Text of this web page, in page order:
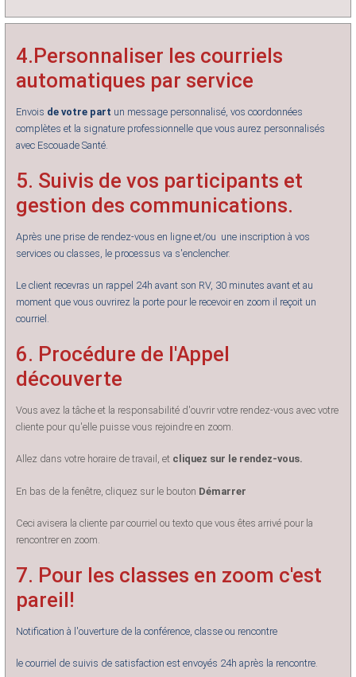
4.Personnaliser les courriels
automatiques par service
Envois de votre part un message personnalisé, vos coordonnées
complètes et la signature professionnelle que vous aurez personnalisés
avec Escouade Santé.
5. Suivis de vos participants et
gestion des communications.
Après une prise de rendez-vous en ligne et/ou une inscription à vos
services ou classes, le processus va s'enclencher.
Le client recevras un rappel 24h avant son RV, 30 minutes avant et au
moment que vous ouvrirez la porte pour le recevoir en zoom il reçoit un
courriel.
6. Procédure de l'Appel
découverte
Vous avez la tâche et la responsabilité d'ouvrir votre rendez-vous avec votre
cliente pour qu'elle puisse vous rejoindre en zoom.
Allez dans votre horaire de travail, et cliquez sur le rendez-vous.
En bas de la fenêtre, cliquez sur le bouton Démarrer
Ceci avisera la cliente par courriel ou texto que vous êtes arrivé pour la
rencontrer en zoom.
7. Pour les classes en zoom c'est
pareil!
Notification à l'ouverture de la conférence, classe ou rencontre
le courriel de suivis de satisfaction est envoyés 24h après la rencontre.